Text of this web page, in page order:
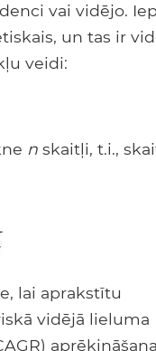
vai vidējo.
un tas ir
veidi:
n skaitļi, t.i.,
lai aprakstītu
vidējā lieluma